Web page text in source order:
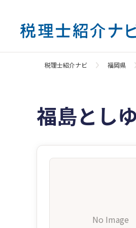
税理士紹介ナビ 福岡県
福島とし
No Image